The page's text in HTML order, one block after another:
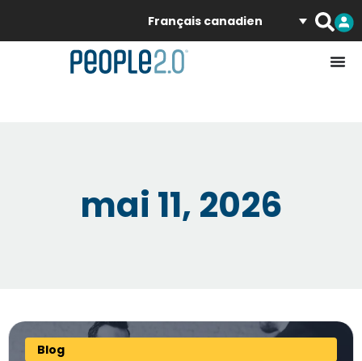
Français canadien
mai 11, 2026
Blog